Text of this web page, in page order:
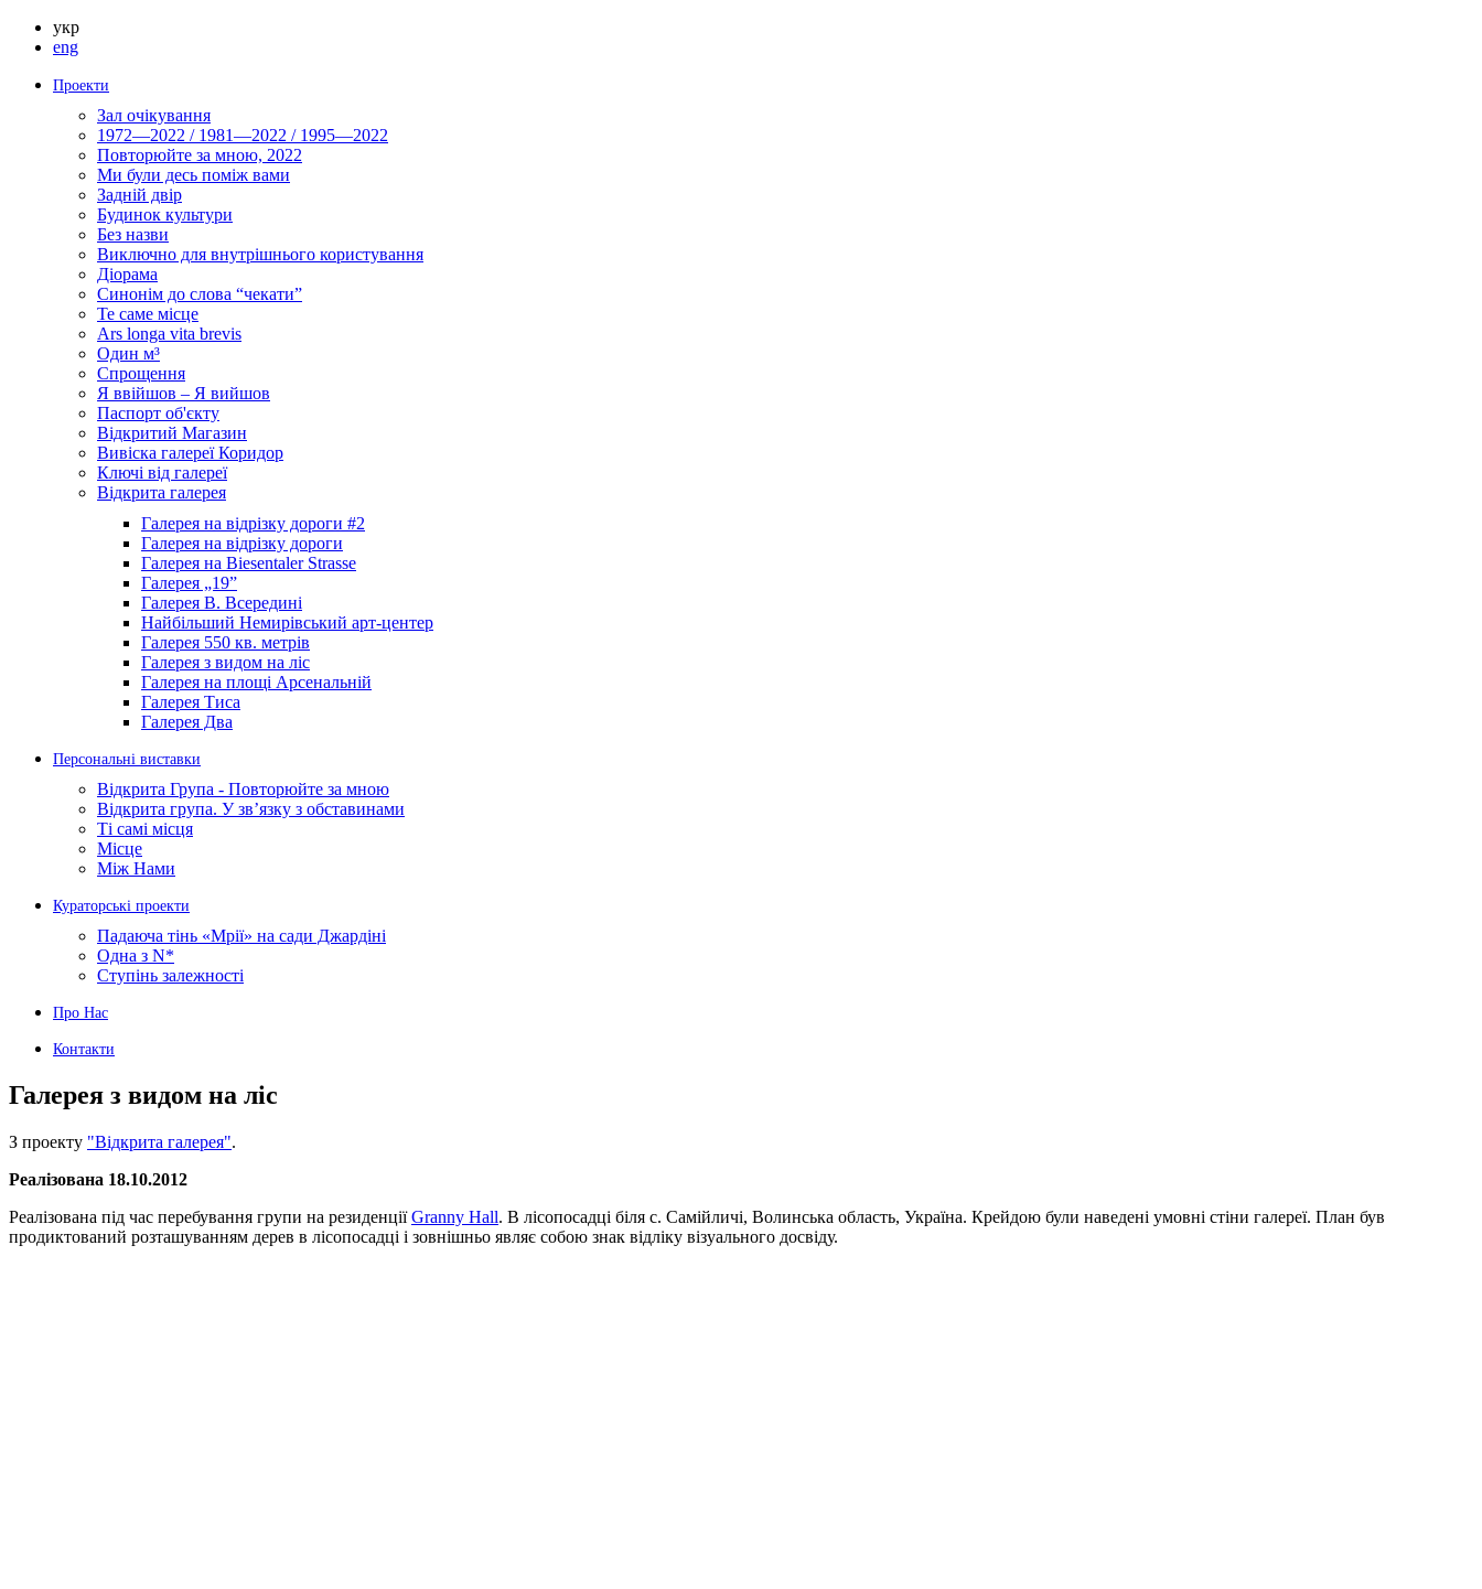
укр
eng
Проекти
Зал очікування
1972—2022 / 1981—2022 / 1995—2022
Повторюйте за мною, 2022
Ми були десь поміж вами
Задній двір
Будинок культури
Без назви
Виключно для внутрішнього користування
Діорама
Синонім до слова “чекати”
Те саме місце
Ars longa vita brevis
Один м³
Спрощення
Я ввійшов – Я вийшов
Паспорт об'єкту
Відкритий Магазин
Вивіска галереї Коридор
Ключі від галереї
Відкрита галерея
Галерея на відрізку дороги #2
Галерея на відрізку дороги
Галерея на Biesentaler Strasse
Галерея „19”
Галерея В. Всередині
Найбільший Немирівський арт-центер
Галерея 550 кв. метрів
Галерея з видом на ліс
Галерея на площі Арсенальній
Галерея Тиса
Галерея Два
Персональні виставки
Відкрита Група - Повторюйте за мною
Відкрита групa. У зв’язку з обставинами
Ті самі місця
Місце
Між Нами
Кураторські проекти
Падаюча тінь «Мрії» на сади Джардіні
Одна з N*
Ступінь залежності
Про Нас
Контакти
Галерея з видом на ліс
З проекту "Відкрита галерея".
Реалізована 18.10.2012
Реалізована під час перебування групи на резиденціїGranny Hall. В лісопосадці біля с. Самійличі, Волинська область, Україна. Крейдою були наведені умовні стіни галереї. План був
продиктований розташуванням дерев в лісопосадці і зовнішньо являє собою знак відліку візуального досвіду.